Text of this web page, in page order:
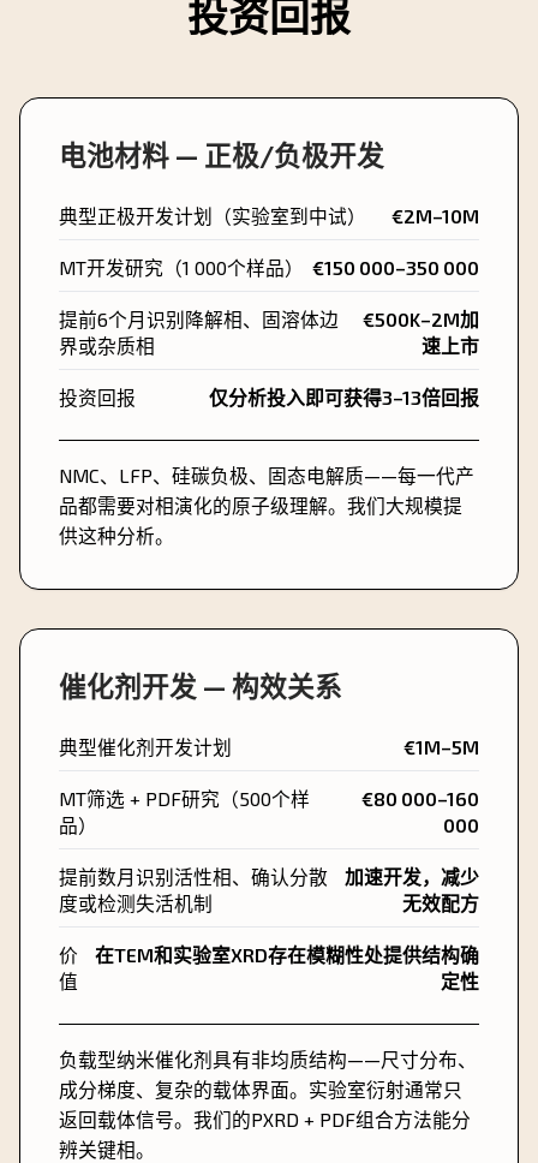
投资回报
电池材料 — 正极/负极开发
典型正极开发计划（实验室到中试） €2M–10M
MT开发研究（1 000个样品） €150 000–350 000
提前6个月识别降解相、固溶体边
界或杂质相
€500K–2M加
速上市
投资回报 仅分析投入即可获得3–13倍回报
NMC、LFP、硅碳负极、固态电解质——每一代产
品都需要对相演化的原子级理解。我们大规模提
供这种分析。
催化剂开发 — 构效关系
典型催化剂开发计划 €1M–5M
MT筛选 + PDF研究（500个样
品）
€80 000–160
000
提前数月识别活性相、确认分散
度或检测失活机制
加速开发，减少
无效配方
价
值
在TEM和实验室XRD存在模糊性处提供结构确
定性
负载型纳米催化剂具有非均质结构——尺寸分布、
成分梯度、复杂的载体界面。实验室衍射通常只
返回载体信号。我们的PXRD + PDF组合方法能分
辨关键相。